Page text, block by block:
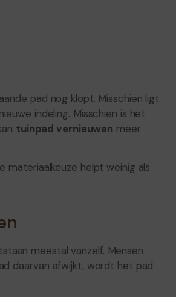
pad nog klopt. Misschien ligt
indeling. Misschien is het
tuinpad vernieuwen meer
materiaalkeuze helpt weinig als
meestal vanzelf. Mensen
daarvan afwijkt, wordt het pad